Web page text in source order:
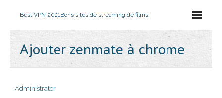
Best VPN 2021Bons sites de streaming de films
Ajouter zenmate à chrome
Administrator